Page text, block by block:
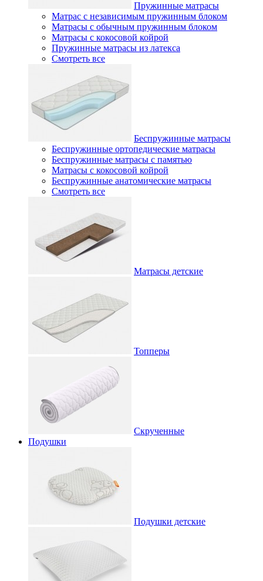
Пружинные матрасы
Матрас с независимым пружинным блоком
Матрасы с обычным пружинным блоком
Матрасы с кокосовой койрой
Пружинные матрасы из латекса
Смотреть все
Беспружинные матрасы
Беспружинные ортопедические матрасы
Беспружинные матрасы с памятью
Матрасы с кокосовой койрой
Беспружинные анатомические матрасы
Смотреть все
Матрасы детские
Топперы
Скрученные
Подушки
Подушки детские